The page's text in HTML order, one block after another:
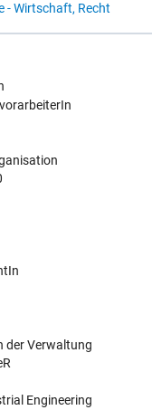
- Wirtschaft, Recht
der Verwaltung
Engineering